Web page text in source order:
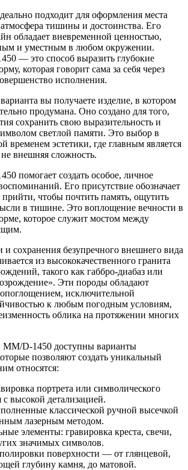
подходит для оформления места
тишины и достоинства. Его
обладает вневременной ценностью,
и уместным в любом окружении.
— это способ выразить глубокие
которая говорит сама за себя через
исполнения.
вы получаете изделие, в котором
продумана. Оно создано для того,
сохранить свою выразительность и
светлой памяти. Это выбор в
временем эстетики, где главным является
внешняя сложность.
помогает создать особое, личное
Его присутствие обозначает
чтобы почтить память, ощутить
в тишине. Это воплощение вечности в
которое служит мостом между
и сохранения безупречного внешнего вида
из высококачественного гранита
такого как габбро-диабаз или
Эти породы обладают
исключительной
к любым погодным условиям,
облика на протяжении многих
ММ/D-1450 доступны варианты
позволяют создать уникальный
относятся:
портрета или символического
высокой детализацией.
классической ручной высечкой
лазерным методом.
элементы: гравировка креста, свечи,
значимых символов.
поверхности — от глянцевой,
глубину камня, до матовой.